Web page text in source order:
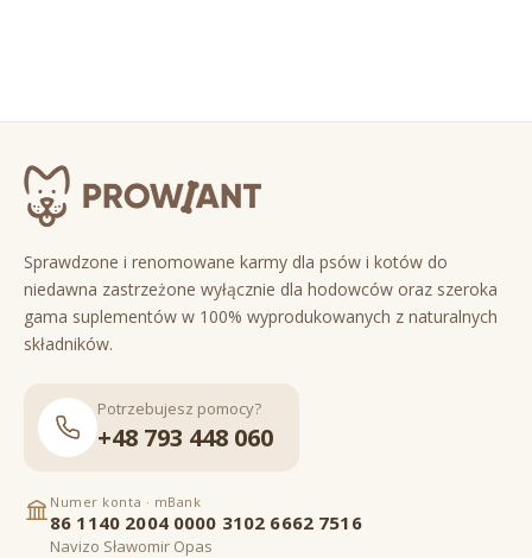
Sprawdzone i renomowane karmy dla psów i kotów do
niedawna zastrzeżone wyłącznie dla hodowców oraz szeroka
gama suplementów w 100% wyprodukowanych z naturalnych
składników.
Potrzebujesz pomocy?
+48 793 448 060
Numer konta · mBank
86 1140 2004 0000 3102 6662 7516
Navizo Sławomir Opas